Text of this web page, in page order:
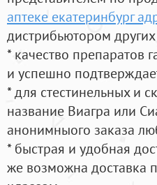
аптеке екатеринбург
дистрибьютором
* качество препаратов
и успешно
* для стестинельных и
название Виагра или
анонимныого заказа
* быстрая и удобная
же возможна доставка